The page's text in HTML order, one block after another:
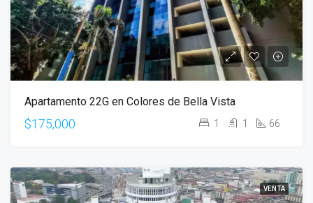
Apartamento 22G en Colores de Bella Vista
$175,000 1 1 66
VENTA